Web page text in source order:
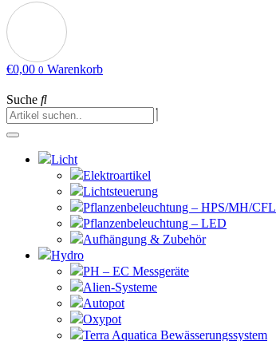
€0,00 0 Warenkorb
Suche
Licht
Elektroartikel
Lichtsteuerung
Pflanzenbeleuchtung – HPS/MH/CFL
Pflanzenbeleuchtung – LED
Aufhängung & Zubehör
Hydro
PH – EC Messgeräte
Alien-Systeme
Autopot
Oxypot
Terra Aquatica Bewässerungssystem